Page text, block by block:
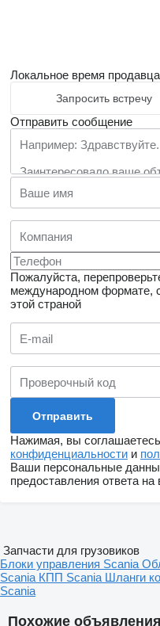
Локальное время
Запросить встречу
Отправить сообщение
Пожалуйста,
международном формате,
этой страной
Нажимая, вы
конфиденциальности и
Ваши персональные
предоставления ответа на
Похожие объявления
Запчасти для грузовиков
Блоки управления Scania
Scania КПП Scania Шланги
Scania